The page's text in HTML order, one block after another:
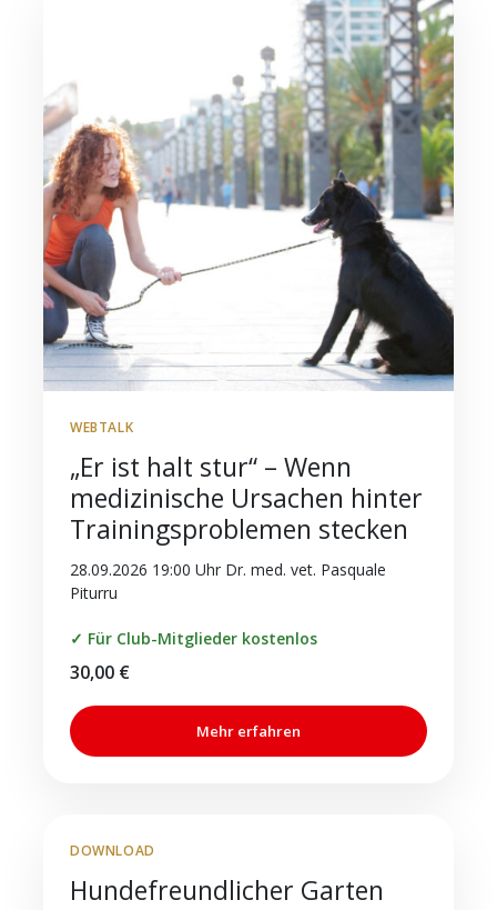
WEBTALK
„Er ist halt stur“ – Wenn
medizinische Ursachen hinter
Trainingsproblemen stecken
28.09.2026 19:00 Uhr Dr. med. vet. Pasquale
Piturru
✓ Für Club-Mitglieder kostenlos
30,00 €
Mehr erfahren
DOWNLOAD
Hundefreundlicher Garten